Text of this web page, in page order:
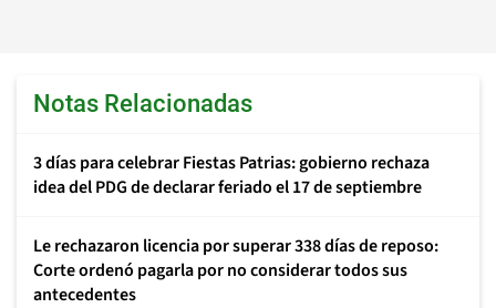
Notas Relacionadas
3 días para celebrar Fiestas Patrias: gobierno rechaza
idea del PDG de declarar feriado el 17 de septiembre
Le rechazaron licencia por superar 338 días de reposo:
Corte ordenó pagarla por no considerar todos sus
antecedentes